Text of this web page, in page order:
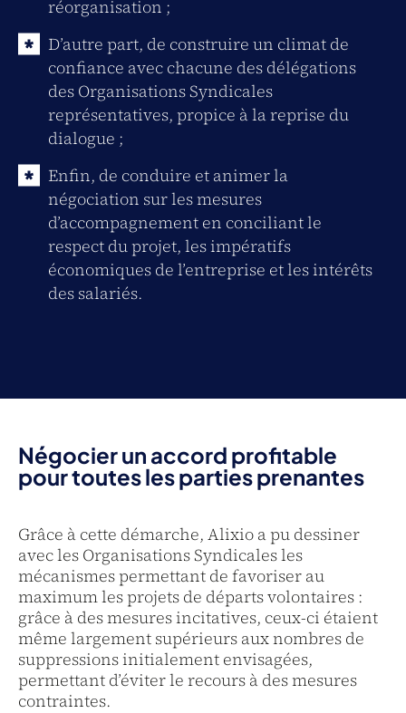
réorganisation ;
D’autre part, de construire un climat de
confiance avec chacune des délégations
des Organisations Syndicales
représentatives, propice à la reprise du
dialogue ;
Enfin, de conduire et animer la
négociation sur les mesures
d’accompagnement en conciliant le
respect du projet, les impératifs
économiques de l’entreprise et les intérêts
des salariés.
Négocier un accord profitable
pour toutes les parties prenantes
Grâce à cette démarche, Alixio a pu dessiner
avec les Organisations Syndicales les
mécanismes permettant de favoriser au
maximum les projets de départs volontaires :
grâce à des mesures incitatives, ceux-ci étaient
même largement supérieurs aux nombres de
suppressions initialement envisagées,
permettant d’éviter le recours à des mesures
contraintes.